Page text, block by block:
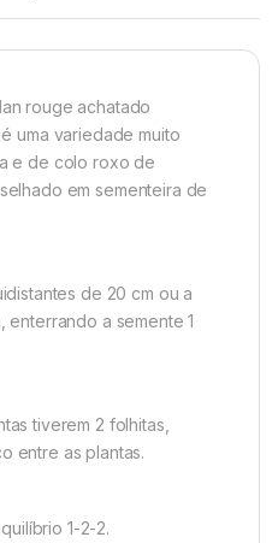
rouge achatado
uma variedade muito
e de colo roxo de
em sementeira de
de 20 cm ou a
a semente 1
tiverem 2 folhitas,
entre as plantas.
1-2-2.